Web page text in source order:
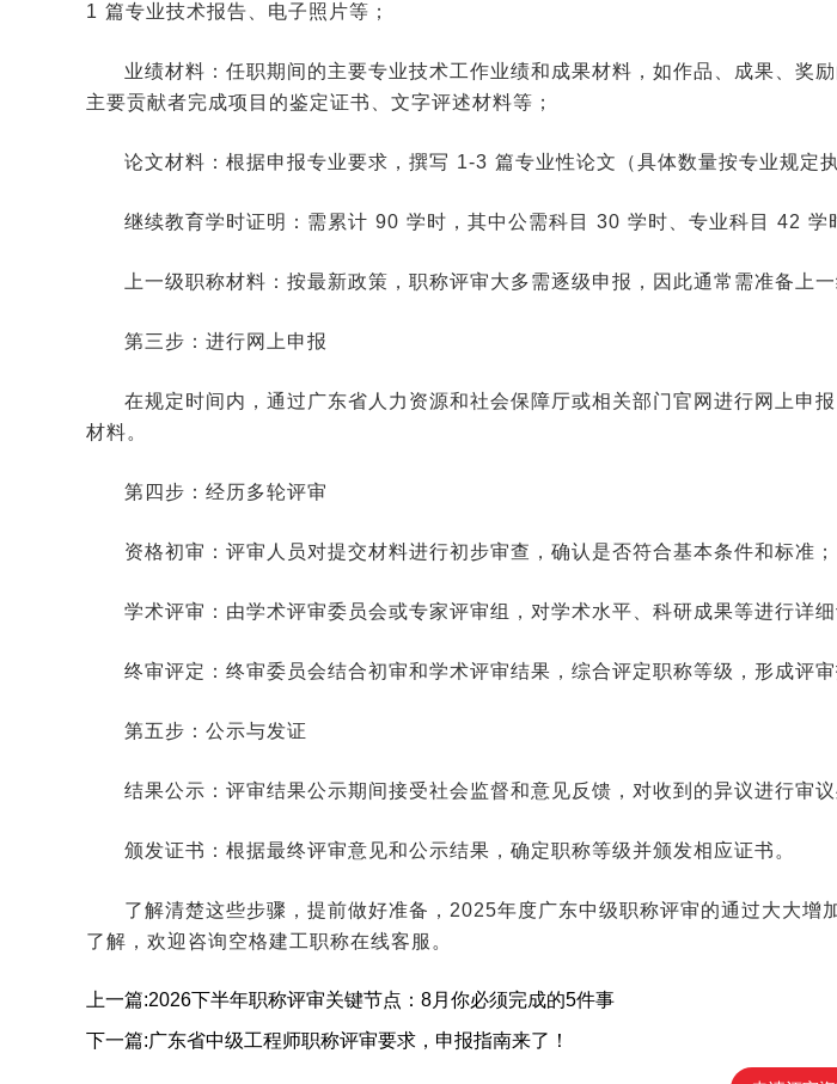
1 篇专业技术报告、电子照片等；
业绩材料：任职期间的主要专业技术工作业绩和成果材料，如作品、成果、奖
主要贡献者完成项目的鉴定证书、文字评述材料等；
论文材料：根据申报专业要求，撰写 1-3 篇专业性论文（具体数量按专业规定执
继续教育学时证明：需累计 90 学时，其中公需科目 30 学时、专业科目 42 学
上一级职称材料：按最新政策，职称评审大多需逐级申报，因此通常需准备上一
第三步：进行网上申报
在规定时间内，通过广东省人力资源和社会保障厅或相关部门官网进行网上申
材料。
第四步：经历多轮评审
资格初审：评审人员对提交材料进行初步审查，确认是否符合基本条件和标准；
学术评审：由学术评审委员会或专家评审组，对学术水平、科研成果等进行详细
终审评定：终审委员会结合初审和学术评审结果，综合评定职称等级，形成评审
第五步：公示与发证
结果公示：评审结果公示期间接受社会监督和意见反馈，对收到的异议进行审议
颁发证书：根据最终评审意见和公示结果，确定职称等级并颁发相应证书。
了解清楚这些步骤，提前做好准备，2025年度广东中级职称评审的通过大大增
了解，欢迎咨询空格建工职称在线客服。
上一篇:2026下半年职称评审关键节点：8月你必须完成的5件事
下一篇:广东省中级工程师职称评审要求，申报指南来了！